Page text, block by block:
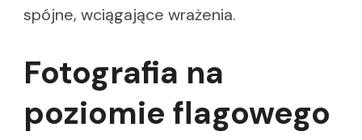
spójne, wciągające wrażenia.
Fotografia na
poziomie flagowego